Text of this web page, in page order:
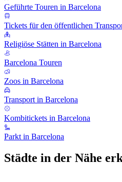
Geführte Touren in Barcelona
Tickets für den öffentlichen
Religiöse Stätten in Barcelona
Barcelona Touren
Zoos in Barcelona
Transport in Barcelona
Kombitickets in Barcelona
Parkt in Barcelona
Städte in der Nähe